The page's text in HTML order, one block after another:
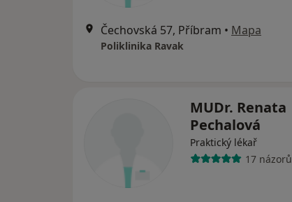
Čechovská 57, Příbram • Mapa
Poliklinika Ravak
MUDr. Renata
Pechalová
Praktický lékař
17 názorů